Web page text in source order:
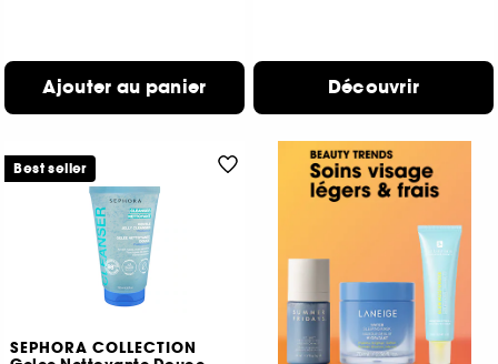
Ajouter au panier Découvrir
SEPHORA COLLECTION
Best seller